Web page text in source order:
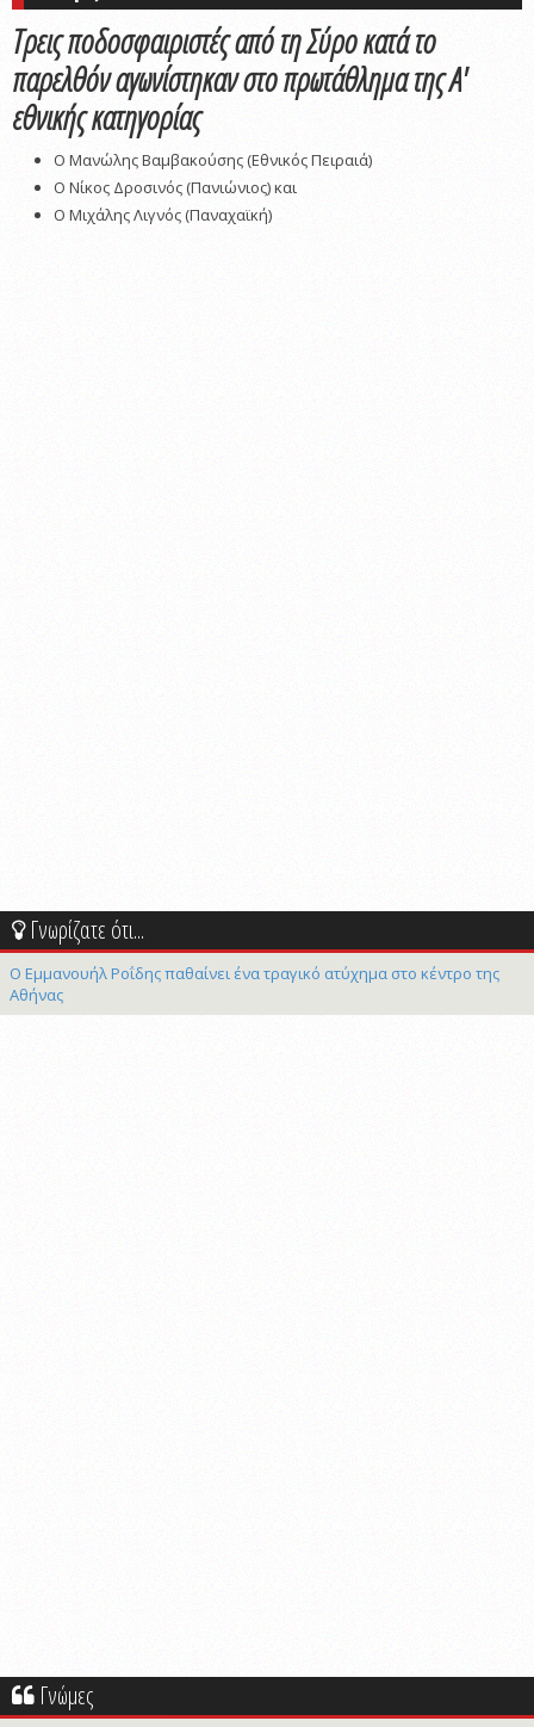
Τρεις ποδοσφαιριστές από τη Σύρο κατά το
παρελθόν αγωνίστηκαν στο πρωτάθλημα της Α'
εθνικής κατηγορίας
Ο Μανώλης Βαμβακούσης (Εθνικός Πειραιά)
Ο Νίκος Δροσινός (Πανιώνιος) και
Ο Μιχάλης Λιγνός (Παναχαϊκή)
Γνωρίζατε ότι...
Ο Εμμανουήλ Ροΐδης παθαίνει ένα τραγικό ατύχημα στο κέντρο της
Αθήνας
Γνώμες